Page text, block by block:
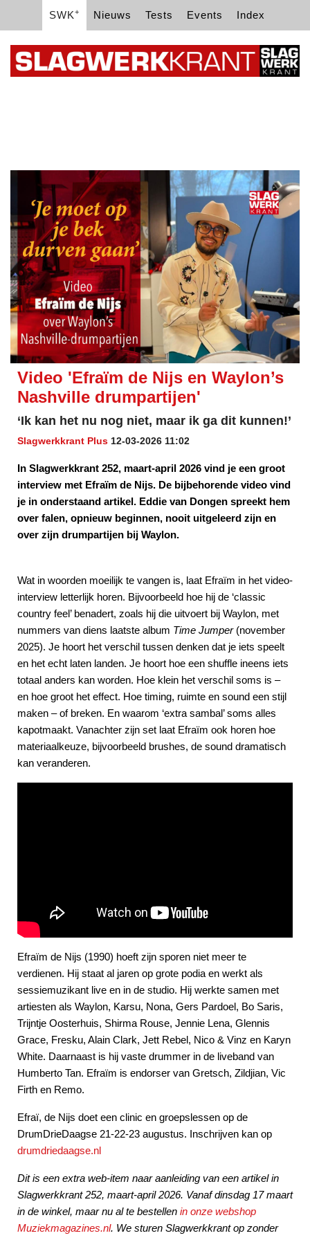
SWK+ Nieuws Tests Events Index
Video 'Efraïm de Nijs en Waylon’s
Nashville drumpartijen'
‘Ik kan het nu nog niet, maar ik ga dit kunnen!’
Slagwerkkrant Plus 12-03-2026 11:02
In Slagwerkkrant 252, maart-april 2026 vind je een groot
interview met Efraïm de Nijs. De bijbehorende video vind
je in onderstaand artikel. Eddie van Dongen spreekt hem
over falen, opnieuw beginnen, nooit uitgeleerd zijn en
over zijn drumpartijen bij Waylon.
Wat in woorden moeilijk te vangen is, laat Efraïm in het video-
interview letterlijk horen. Bijvoorbeeld hoe hij de ‘classic
country feel’ benadert, zoals hij die uitvoert bij Waylon, met
nummers van diens laatste album Time Jumper(november
2025). Je hoort het verschil tussen denken dat je iets speelt
en het echt laten landen. Je hoort hoe een shuffle ineens iets
totaal anders kan worden. Hoe klein het verschil soms is ‒
en hoe groot het effect. Hoe timing, ruimte en sound een stijl
maken ‒ of breken. En waarom ‘extra sambal’ soms alles
kapotmaakt. Vanachter zijn set laat Efraïm ook horen hoe
materiaalkeuze, bijvoorbeeld brushes, de sound dramatisch
kan veranderen.
Efraïm de Nijs (1990) hoeft zijn sporen niet meer te
verdienen. Hij staat al jaren op grote podia en werkt als
sessiemuzikant live en in de studio. Hij werkte samen met
artiesten als Waylon, Karsu, Nona, Gers Pardoel, Bo Saris,
Trijntje Oosterhuis, Shirma Rouse, Jennie Lena, Glennis
Grace, Fresku, Alain Clark, Jett Rebel, Nico & Vinz en Karyn
White. Daarnaast is hij vaste drummer in de liveband van
Humberto Tan. Efraïm is endorser van Gretsch, Zildjian, Vic
Firth en Remo.
Efraï, de Nijs doet een clinic en groepslessen op de
DrumDrieDaagse 21-22-23 augustus. Inschrijven kan op
drumdriedaagse.nl
Dit is een extra web-item naar aanleiding van een artikel in
Slagwerkkrant 252, maart-april 2026. Vanaf dinsdag 17 maart
in de winkel, maar nu al te bestellen in onze webshop
Muziekmagazines.nl. We sturen Slagwerkkrant op zonder